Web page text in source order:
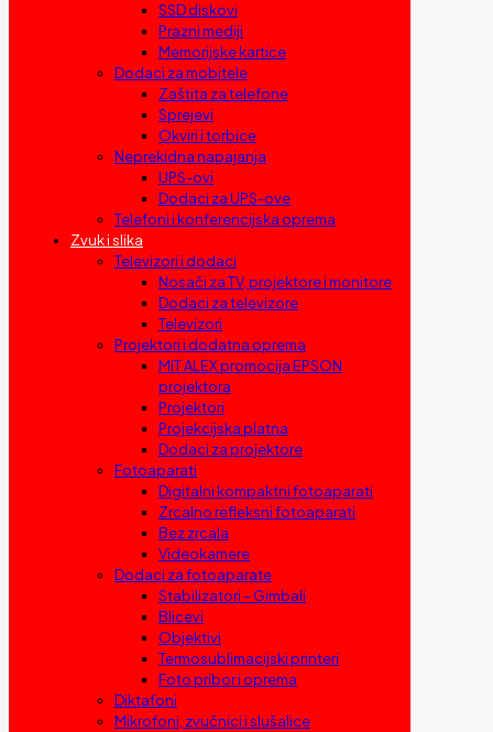
SSD diskovi
Prazni mediji
Memorijske kartice
Dodaci za mobitele
Zaštita za telefone
Sprejevi
Okviri i torbice
Neprekidna napajanja
UPS-ovi
Dodaci za UPS-ove
Telefoni i konferencijska oprema
Zvuk i slika
Televizori i dodaci
Nosači za TV, projektore i monitore
Dodaci za televizore
Televizori
Projektori i dodatna oprema
MIT ALEX promocija EPSON
projektora
Projektori
Projekcijska platna
Dodaci za projektore
Fotoaparati
Digitalni kompaktni fotoaparati
Zrcalno refleksni fotoaparati
Bez zrcala
Videokamere
Dodaci za fotoaparate
Stabilizatori – Gimbali
Blicevi
Objektivi
Termosublimacijski printeri
Foto pribor i oprema
Diktafoni
Mikrofoni, zvučnici i slušalice